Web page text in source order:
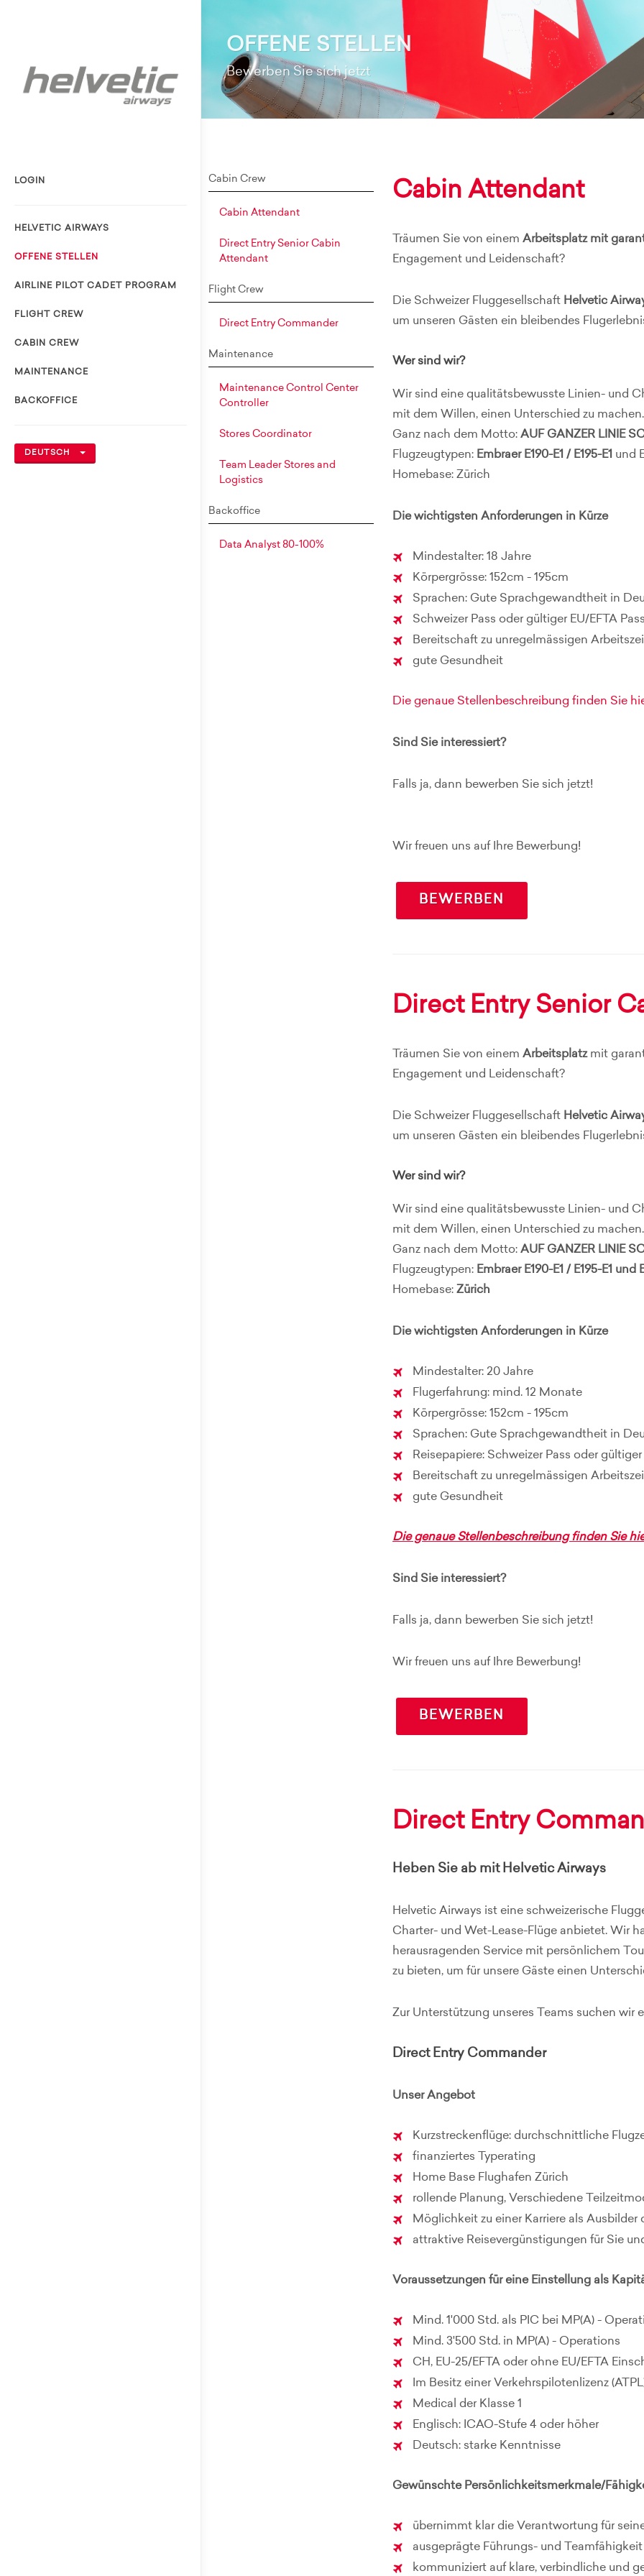
LOGIN
HELVETIC AIRWAYS
OFFENE STELLEN
AIRLINE PILOT CADET PROGRAM
FLIGHT CREW
CABIN CREW
MAINTENANCE
BACKOFFICE
DEUTSCH
OFFENE STELLEN
Bewerben Sie sich jetzt
Cabin Crew
Cabin Attendant
Direct Entry Senior Cabin
Attendant
Flight Crew
Direct Entry Commander
Maintenance
Maintenance Control Center
Controller
Stores Coordinator
Team Leader Stores and
Logistics
Backoffice
Data Analyst 80-100%
Cabin Attendant
Träumen Sie von einem Arbeitsplatz mit
Engagement und Leidenschaft?
Die Schweizer Fluggesellschaft Helvetic
um unseren Gästen ein bleibendes
Wer sind wir?
Wir sind eine qualitätsbewusste Linien- und
mit dem Willen, einen Unterschied zu machen.
Ganz nach dem Motto: AUF GANZER LINIE
Flugzeugtypen: Embraer E190-E1 / E195-E1 und
Homebase: Zürich
Die wichtigsten Anforderungen in Kürze
Mindestalter: 18 Jahre
Körpergrösse: 152cm - 195cm
Sprachen: Gute Sprachgewandtheit in
Schweizer Pass oder gültiger EU/EFTA
Bereitschaft zu unregelmässigen
gute Gesundheit
Die genaue Stellenbeschreibung finden Sie
Sind Sie interessiert?
Falls ja, dann bewerben Sie sich jetzt!
Wir freuen uns auf Ihre Bewerbung!
BEWERBEN
Direct Entry Senior
Träumen Sie von einem Arbeitsplatz mit
Engagement und Leidenschaft?
Die Schweizer Fluggesellschaft Helvetic
um unseren Gästen ein bleibendes
Wer sind wir?
Wir sind eine qualitätsbewusste Linien- und
mit dem Willen, einen Unterschied zu machen.
Ganz nach dem Motto: AUF GANZER LINIE
Flugzeugtypen: Embraer E190-E1 / E195-E1 und
Homebase: Zürich
Die wichtigsten Anforderungen in Kürze
Mindestalter: 20 Jahre
Flugerfahrung: mind. 12 Monate
Körpergrösse: 152cm - 195cm
Sprachen: Gute Sprachgewandtheit in
Reisepapiere: Schweizer Pass oder
Bereitschaft zu unregelmässigen
gute Gesundheit
Die genaue Stellenbeschreibung finden Sie
Sind Sie interessiert?
Falls ja, dann bewerben Sie sich jetzt!
Wir freuen uns auf Ihre Bewerbung!
BEWERBEN
Direct Entry
Heben Sie ab mit Helvetic Airways
Helvetic Airways ist eine schweizerische
Charter- und Wet-Lease-Flüge anbietet. Wir
herausragenden Service mit persönlichem
zu bieten, um für unsere Gäste einen
Zur Unterstützung unseres Teams suchen
Direct Entry Commander
Unser Angebot
Kurzstreckenflüge: durchschnittliche
finanziertes Typerating
Home Base Flughafen Zürich
rollende Planung, Verschiedene
Möglichkeit zu einer Karriere als
attraktive Reisevergünstigungen für Sie
Voraussetzungen für eine Einstellung als
Mind. 1'000 Std. als PIC bei MP(A) -
Mind. 3'500 Std. in MP(A) - Operations
CH, EU-25/EFTA oder ohne EU/EFTA
Im Besitz einer Verkehrspilotenlizenz
Medical der Klasse 1
Englisch: ICAO-Stufe 4 oder höher
Deutsch: starke Kenntnisse
Gewünschte Persönlichkeitsmerkmale/
übernimmt klar die Verantwortung für
ausgeprägte Führungs- und Teamfähigkeit
kommuniziert auf klare, verbindliche und